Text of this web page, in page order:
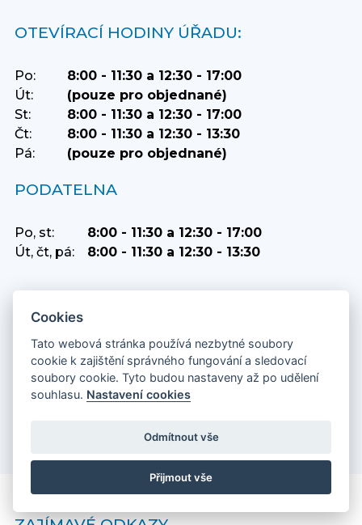
OTEVÍRACÍ HODINY ÚŘADU:
Po:
8:00 - 11:30 a 12:30 - 17:00
Út:
(pouze pro objednané)
St:
8:00 - 11:30 a 12:30 - 17:00
Čt:
8:00 - 11:30 a 12:30 - 13:30
Pá:
(pouze pro objednané)
PODATELNA
Po, st:
8:00 - 11:30 a 12:30 - 17:00
Út, čt, pá:
8:00 - 11:30 a 12:30 - 13:30
Po:
8:00 - 11:30 a 12:30 - 16:00
Út:
8:00 - 11:30 a 12:30 - 13:30
8:00 - 11:30 a 12:30 - 16:00
8:00 - 11:30 a 12:30 - 13:30
Cookies
Tato webová stránka používá nezbytné soubory
cookie k zajištění správného fungování a sledovací
soubory cookie. Tyto budou nastaveny až po udělení
souhlasu. Nastavení cookies
Odmítnout vše
Přijmout vše